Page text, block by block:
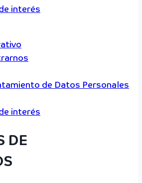
interés
de Datos Personales
interés
DE